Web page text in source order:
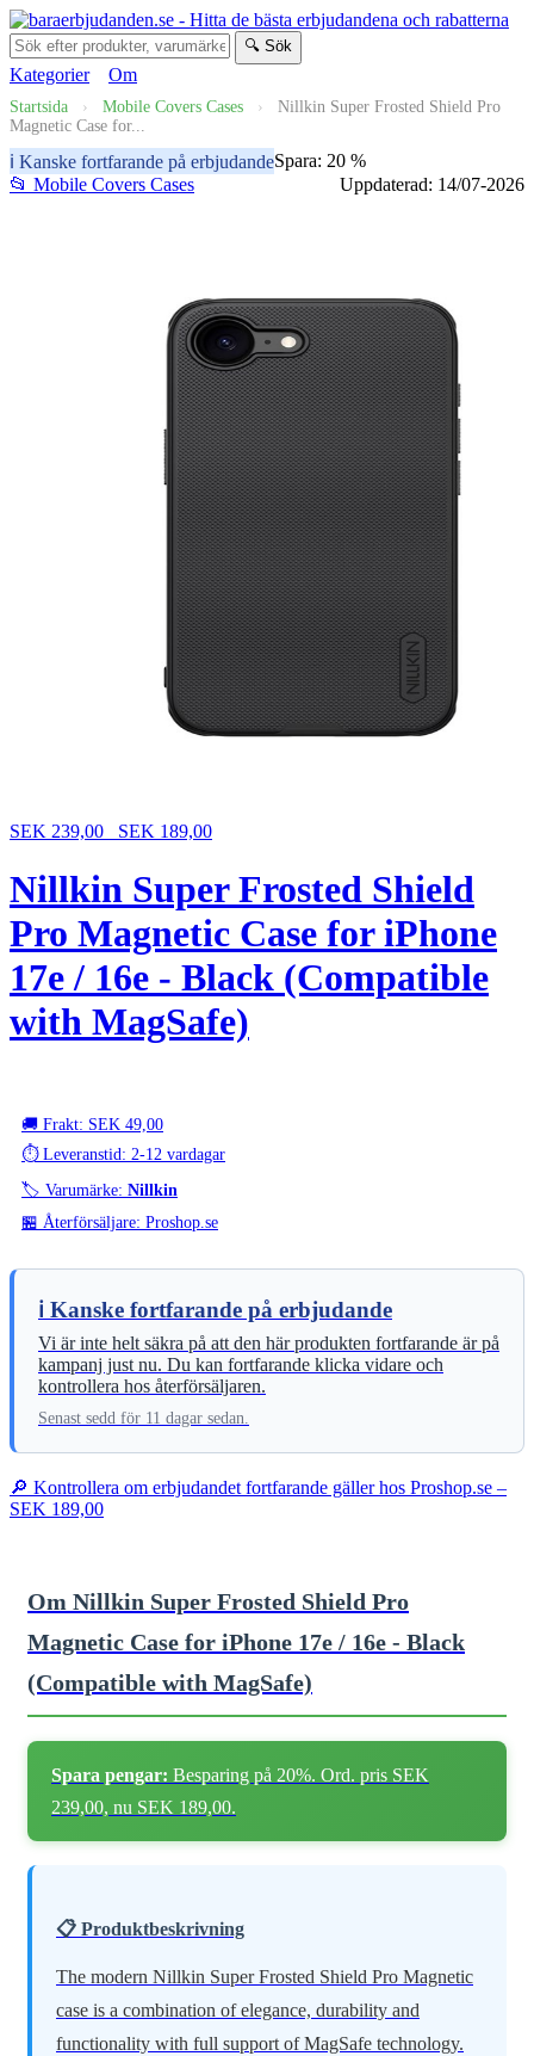
🔍 Sök
Kategorier Om
Startsida › Mobile Covers Cases ›
Nillkin Super Frosted Shield Pro
Magnetic Case for...
ℹ️ Kanske fortfarande på erbjudandeSpara: 20 %
📂 Mobile Covers Cases
Uppdaterad: 14/07-2026
SEK 239,00 SEK 189,00
Nillkin Super Frosted Shield
Pro Magnetic Case for iPhone
17e / 16e - Black (Compatible
with MagSafe)
🚚 Frakt: SEK 49,00
⏱️ Leveranstid: 2-12 vardagar
🏷️ Varumärke: Nillkin
🏪 Återförsäljare: Proshop.se
ℹ️ Kanske fortfarande på erbjudande
Vi är inte helt säkra på att den här produkten fortfarande är på
kampanj just nu. Du kan fortfarande klicka vidare och
kontrollera hos återförsäljaren.
Senast sedd för 11 dagar sedan.
🔎 Kontrollera om erbjudandet fortfarande gäller hos Proshop.se –
SEK 189,00
Om Nillkin Super Frosted Shield Pro
Magnetic Case for iPhone 17e / 16e - Black
(Compatible with MagSafe)
Spara pengar: Besparing på 20%. Ord. pris SEK
239,00, nu SEK 189,00.
📋 Produktbeskrivning
The modern Nillkin Super Frosted Shield Pro Magnetic
case is a combination of elegance, durability and
functionality with full support of MagSafe technology.